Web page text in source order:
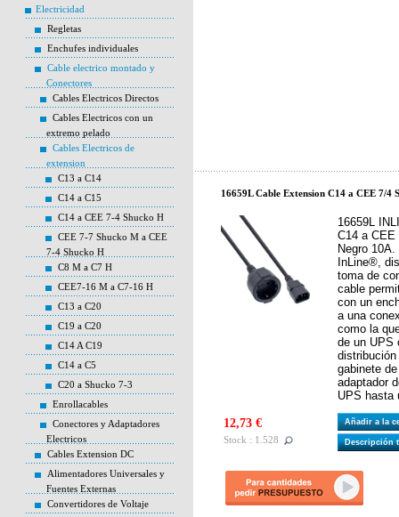
Electricidad
Regletas
Enchufes individuales
Cable electrico montado y
Conectores
Cables Electricos Directos
Cables Electricos con un
extremo pelado
Cables Electricos de
extension
C13 a C14
C14 a C15
C14 a CEE 7-4 Shucko H
CEE 7-7 Shucko M a CEE
7-4 Shucko H
C8 M a C7 H
CEE7-16 M a C7-16 H
C13 a C20
C19 a C20
C14 A C19
C14 a C5
C20 a Shucko 7-3
Enrollacables
Conectores y Adaptadores
Electricos
Cables Extension DC
Alimentadores Universales y
Fuentes Externas
Convertidores de Voltaje
16659L Cable Extension C14 a CEE 7/4
16659L
C14 a
Negro
InLine®,
toma de
cable
con un
a una
como la
de un UPS
gabinete
adaptador
UPS hasta
12,73 €
Stock : 1.528
Añadir a la
Descripción